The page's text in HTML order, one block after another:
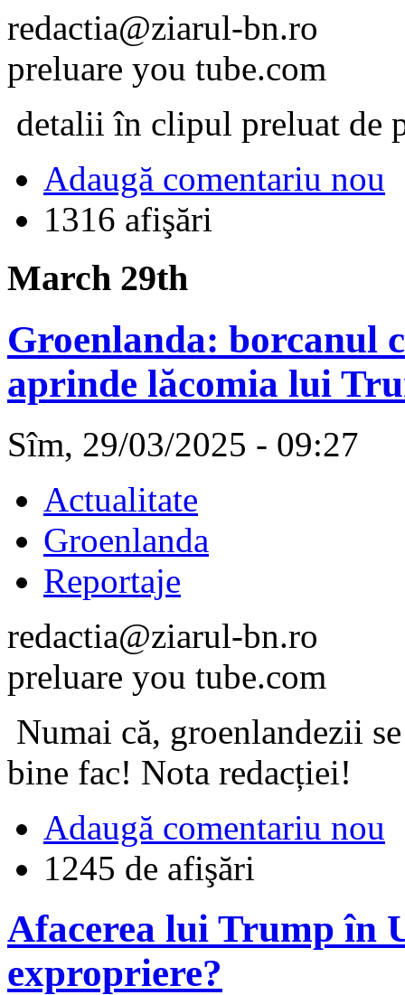
redactia@ziarul-bn.ro
preluare you tube.com
detalii în clipul preluat de
Adaugă comentariu nou
1316 afişări
March 29th
Groenlanda: borcanul
aprinde lăcomia lui
Sîm, 29/03/2025 - 09:27
Actualitate
Groenlanda
Reportaje
redactia@ziarul-bn.ro
preluare you tube.com
Numai că, groenlandezii
bine fac! Nota redacției!
Adaugă comentariu nou
1245 de afişări
Afacerea lui Trump în
expropriere?